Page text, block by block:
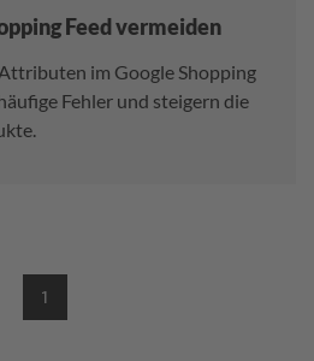
Feed vermeiden
im Google Shopping
Fehler und steigern die
1(CURRENT)